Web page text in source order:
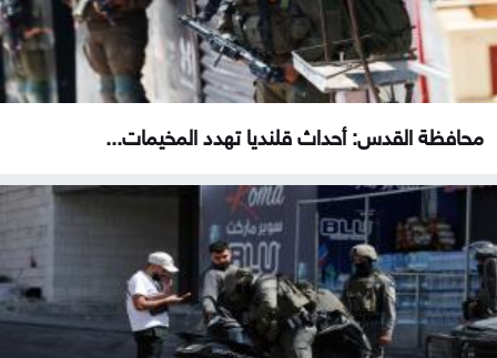
محافظة القدس: أحداث قلنديا تهدد المخيمات...